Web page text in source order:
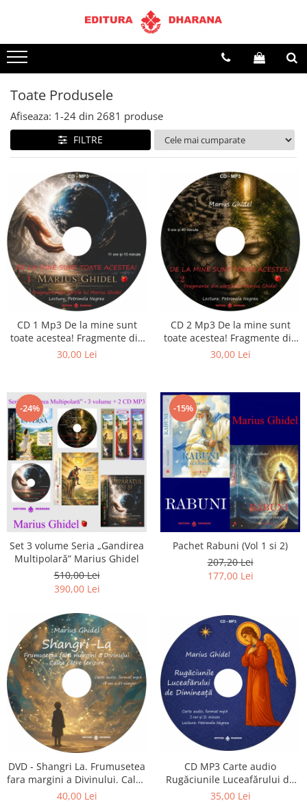
Terapii
Dietoterapie
Toate Produsele
Afiseaza: 1-24 din 2681 produse
FILTRE
CD 1 Mp3 De la mine sunt
toate acestea! Fragmente din
cărțile lui Marius Ghidel
30,00 Lei
CD 2 Mp3 De la mine sunt
toate acestea! Fragmente din
cărțile lui Marius Ghidel
30,00 Lei
-24%
Set 3 volume Seria „Gandirea
Multipolară” Marius Ghidel
510,00 Lei
390,00 Lei
-15%
Pachet Rabuni (Vol 1 si 2)
207,20 Lei
177,00 Lei
DVD - Shangri La. Frumusetea
fara margini a Divinului. Calea
catre fericire
40,00 Lei
CD MP3 Carte audio
Rugăciunile Luceafărului de
dimineață
35,00 Lei